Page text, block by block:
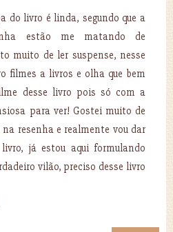
do livro é linda, segundo que a
estão me matando de
muito de ler suspense, nesse
filmes a livros e olha que bem
desse livro pois só com a
para ver! Gostei muito de
na resenha e realmente vou dar
já estou aqui formulando
vilão, preciso desse livro